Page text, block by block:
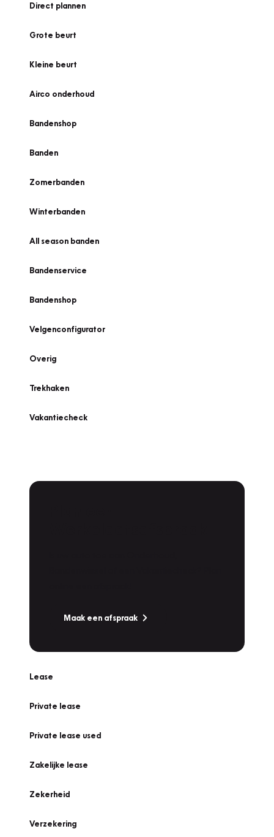
Direct plannen
Grote beurt
Kleine beurt
Airco onderhoud
Bandenshop
Banden
Zomerbanden
Winterbanden
All season banden
Bandenservice
Bandenshop
Velgenconfigurator
Overig
Trekhaken
Vakantiecheck
Maak een afspraak
Lease
Private lease
Private lease used
Zakelijke lease
Zekerheid
Verzekering